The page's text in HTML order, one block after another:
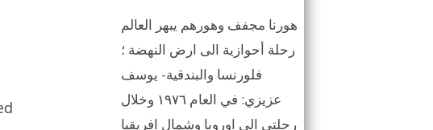
هورنا مجفف وهورهم يبهر العالم
رحلة أحوازية الى ارض النهضة ؛
فلورنسا والبندقية- يوسف
عزيزي: في العام ١٩٧٦ وخلال
رحلتي الى اوروبا وشمال افريقيا